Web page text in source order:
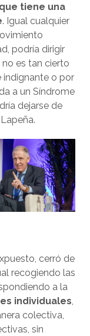
tiene una
. Igual cualquier
podría dirigir
es tan cierto
indignante o por
a un Síndrome
dejarse de
cerró de
recogiendo las
a la
individuales,
colectiva,
sin